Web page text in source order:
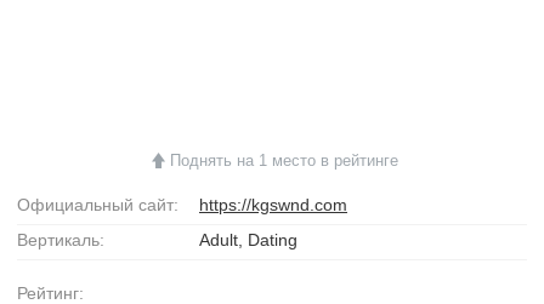
Поднять на 1 место в рейтинге
Официальный сайт:
https://kgswnd.com
Вертикаль:
Adult, Dating
Рейтинг: